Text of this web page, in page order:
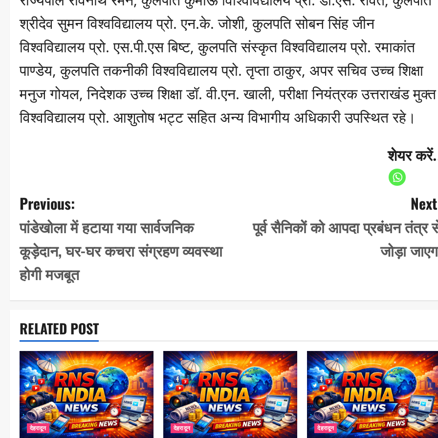
श्रीदेव सुमन विश्वविद्यालय प्रो. एन.के. जोशी, कुलपति सोबन सिंह जीन
विश्वविद्यालय प्रो. एस.पी.एस बिष्ट, कुलपति संस्कृत विश्वविद्यालय प्रो. रमाकांत
पाण्डेय, कुलपति तकनीकी विश्वविद्यालय प्रो. तृप्ता ठाकुर, अपर सचिव उच्च शिक्षा
मनुज गोयल, निदेशक उच्च शिक्षा डॉ. वी.एन. खाली, परीक्षा नियंत्रक उत्तराखंड मुक्त
विश्वविद्यालय प्रो. आशुतोष भट्ट सहित अन्य विभागीय अधिकारी उपस्थित रहे।
शेयर
P
s
t
n
a
v
i
g
a
t
i
o
n
Previous:
पांडेखोला में हटाया गया सार्वजनिक
कूड़ेदान, घर-घर कचरा संग्रहण व्यवस्था
होगी मजबूत
पूर्व सैनिकों को आपदा प्रबंधन तंत्र
जोड़ा
RELATED POST
देहरादून देहरादून देहरादून